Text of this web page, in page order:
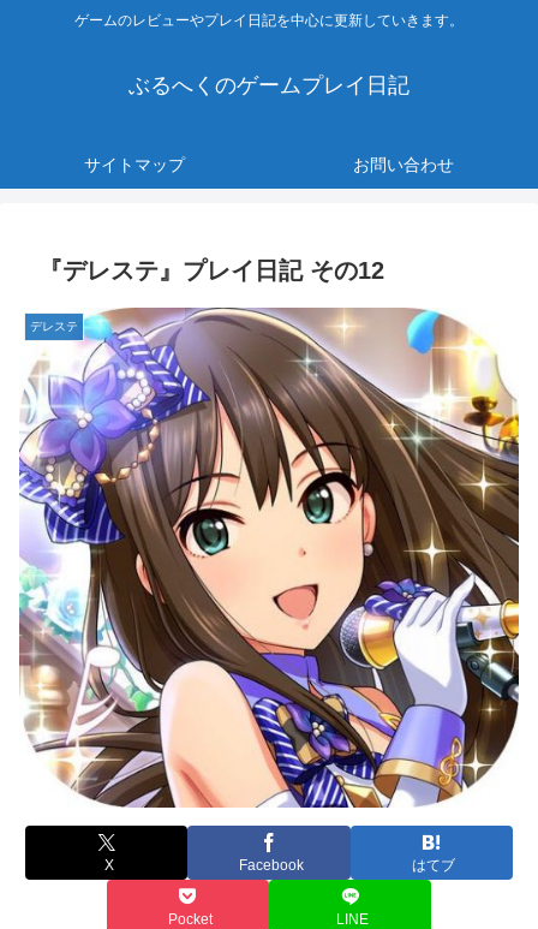
ゲームのレビューやプレイ日記を中心に更新していきます。
ぶるへくのゲームプレイ日記
サイトマップ お問い合わせ
『デレステ』プレイ日記 その12
デレステ
X Facebook はてブ
Pocket LINE